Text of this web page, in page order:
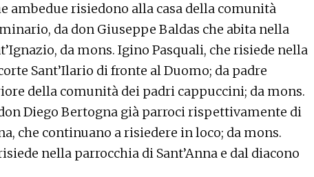
ambedue risiedono alla casa della comunità
da don Giuseppe Baldas che abita nella
da mons. Igino Pasquali, che risiede nella
Sant’Ilario di fronte al Duomo; da padre
della comunità dei padri cappuccini; da mons.
Diego Bertogna già parroci rispettivamente di
che continuano a risiedere in loco; da mons.
nella parrocchia di Sant’Anna e dal diacono